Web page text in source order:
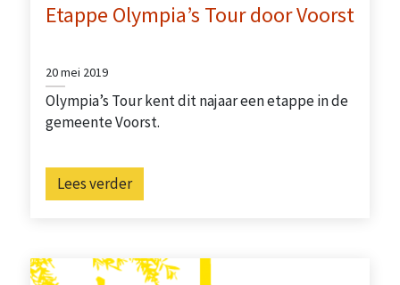
Etappe Olympia’s Tour door Voorst
20 mei 2019
Olympia’s Tour kent dit najaar een etappe in de
gemeente Voorst.
Lees verder